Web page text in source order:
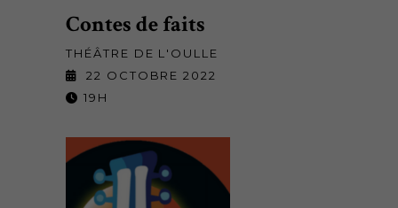
Contes de faits
THÉÂTRE DE L'OULLE
22 OCTOBRE 2022
19H